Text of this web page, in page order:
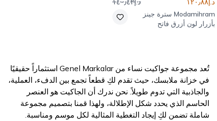
Modamihram سترة جينز
بأزرار لون أزرق فاتح
تُعد مجموعة جواكيت نساء من Genel Markalar استثماراً حقيقيًا
في خزانة ملابسك، حيث تقدم لكِ قطعاً تجمع بين الدفء، العملية،
والجاذبية التي تدوم طويلاً. نحن ندرك أن الجاكيت هو العنصر
الحاسم الذي يحدد شكل الإطلالة، ولهذا قمنا بتصميم مجموعة
شاملة تضمن لكِ إيجاد التغطية المثالية لكل موسم ومناسبة.